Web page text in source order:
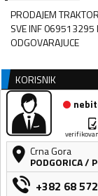
PRODAJEM
SVE INF 069513295
ODGOVARAJUCE
KORISNIK
Crna Gora
PODGORICA/
+382 68